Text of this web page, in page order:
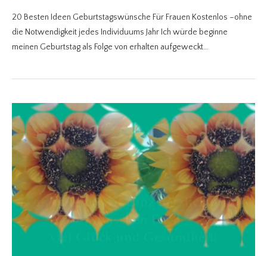
20 Besten Ideen Geburtstagswünsche Für Frauen Kostenlos –ohne
die Notwendigkeit jedes Individuums Jahr Ich würde beginne
meinen Geburtstag als Folge von erhalten aufgeweckt…